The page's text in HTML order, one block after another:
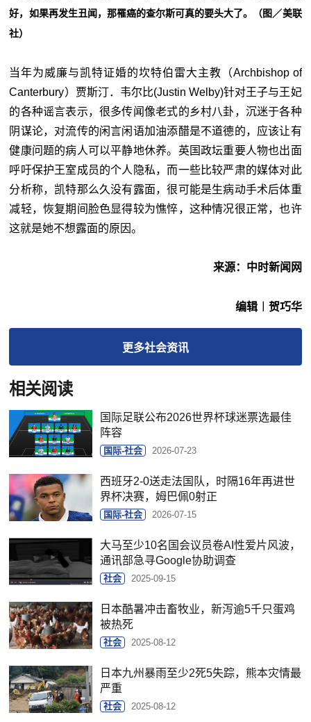
好，如果再发生丑闻，那罹癌的查尔斯可真的要头大了。（图／美联
社）
当年为威廉与凯特证婚的坎特伯雷大主教（Archbishop of
Canterbury）贾斯汀．韦尔比(Justin Welby)针对王子与王妃
的各种谣言表示，很多传闻像老式的乡村八卦，沉迷于各种
阴谋论，对流传的闲言闲语加油添醋是不道德的，应该让有
健康问题的病人可以平静地休养。英国政坛重要人物也出面
呼吁保护王室成员的个人隐私，而一些比较严肃的媒体对此
分析称，凯特那么久没有露面，很可能是生病动手术后体重
减轻，恢复期间脸色显得较为憔悴，这种情况很正常，也许
这就是她不想露面的原因。
来源：中时新闻网
编辑︱贺巧华
更多社会资讯
相关阅读
国际足联公布2026世界杯球迷票选最佳
阵容
国际-社会 2026-07-23
西班牙2-0送走法国队，时隔16年再进世
界杯决赛，姆巴佩0射正
国际-社会 2026-07-15
大马至少10名国会议员卷AI性爱片风波，
通讯部急寻Google协助调查
社会 2025-09-15
日本酷暑冲击畜牧业，新泻逾5千只蛋鸡
被热死
社会 2025-08-12
日本九州暴雨至少2死5失踪，熊本灾情最
严重
社会 2025-08-12